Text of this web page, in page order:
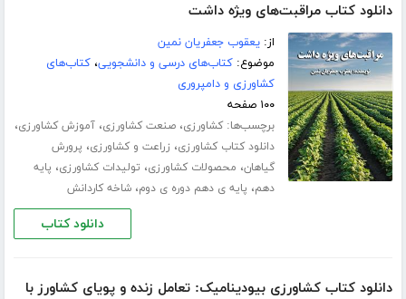
دانلود کتاب مراقبت‌های ویژه داشت
از:یعقوب جعفریان نمین
موضوع:کتاب‌های درسی و دانشجویی،کتاب‌های
کشاورزی و دامپروری
۱۰۰ صفحه
برچسب‌ها:کشاورزی،صنعت کشاورزی،آموزش کشاورزی،
دانلود کتاب کشاورزی، زراعت و کشاورزی، پرورش
گیاهان، محصولات کشاورزی، تولیدات کشاورزی، پایه
دهم، پایه ی دهم دوره ی دوم،شاخه کاردانش
دانلود کتاب
دانلود کتاب کشاورزی بیودینامیک: تعامل زنده و پویای کشاورز با